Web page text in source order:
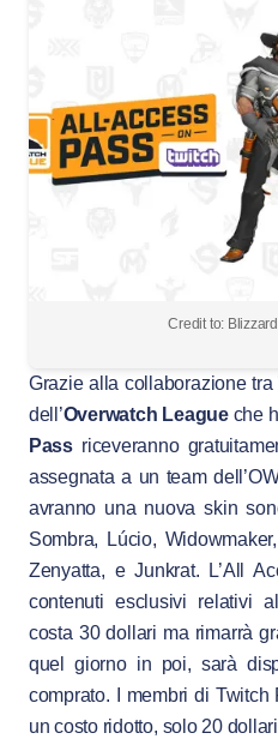
Credit to:
Grazie alla collaborazione tra
dell’Overwatch Leagueche
Passriceveranno
assegnata a un team
avranno una nuova skin
Sombra, Lúcio,
Zenyatta, e Junkrat. L’All
contenuti esclusivi relativi
costa 30 dollari ma rimarrà
quel giorno in poi, sarà
comprato. I membri di
un costo ridotto, solo 20